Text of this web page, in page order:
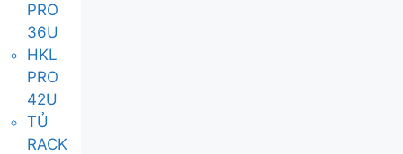
PRO
36U
HKL
PRO
42U
TỦ
RACK